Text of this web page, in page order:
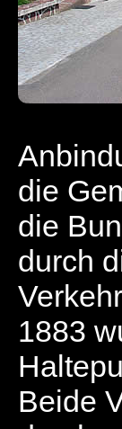
die
die
durch
1883
Beide